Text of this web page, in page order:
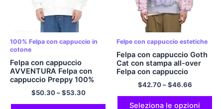
100% Felpa con cappuccio in
cotone
Felpa con cappuccio
AVVENTURA Felpa con
cappuccio Preppy 100%
Felpa con cappuccio
comfort multicolore
$50.30–$53.30
Felpe con cappuccio estetiche
Felpa con cappuccio Goth
Cat con stampa all-over
Felpa con cappuccio
estetica Pullover Felpa con
cappuccio in poliestere
$42.70–$46.66
Seleziona le opzioni